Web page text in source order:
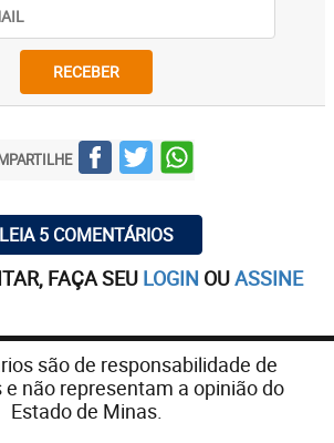
RECEBER
LEIA 5 COMENTÁRIOS
FAÇA SEU LOGIN OUASSINE
são de responsabilidade de
e não representam a opinião do
Estado de Minas.